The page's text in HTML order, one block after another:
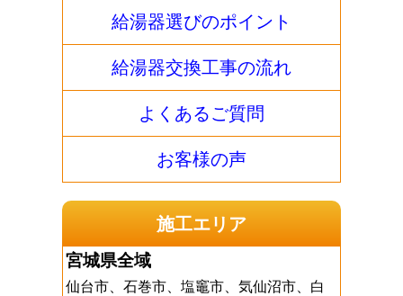
給湯器選びのポイント
給湯器交換工事の流れ
よくあるご質問
お客様の声
施工エリア
宮城県全域
仙台市、石巻市、塩竈市、気仙沼市、白